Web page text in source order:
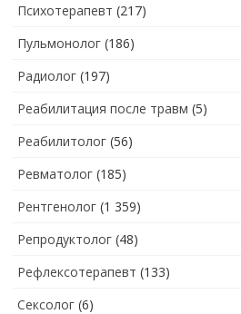
Психотерапевт (217)
Пульмонолог (186)
Радиолог (197)
Реабилитация после травм (5)
Реабилитолог (56)
Ревматолог (185)
Рентгенолог (1 359)
Репродуктолог (48)
Рефлексотерапевт (133)
Сексолог (6)